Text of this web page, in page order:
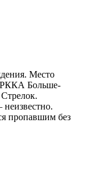
Место
РККА Больше-
пропавшим без